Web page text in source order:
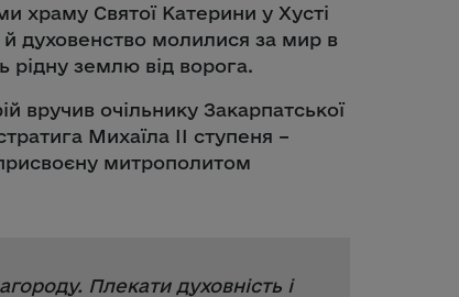
храму Святої Катерини у Хусті
духовенство молилися за мир в
рідну землю від ворога.
вручив очільнику Закарпатської
Михаїла ІІ ступеня –
митрополитом
Плекати духовність і